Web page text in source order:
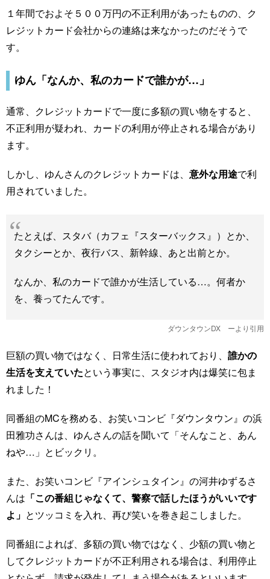
１年間でおよそ５００万円の不正利用があったものの、ク
レジットカード会社からの連絡は来なかったのだそうで
す。
ゆん「なんか、私のカードで誰かが…」
通常、クレジットカードで一度に多額の買い物をすると、
不正利用が疑われ、カードの利用が停止される場合があり
ます。
しかし、ゆんさんのクレジットカードは、 意外な用途で利
用されていました。
たとえば、スタバ（カフェ『スターバックス』）とか、
タクシーとか、夜行バス、新幹線、あと出前とか。
なんか、私のカードで誰かが生活している…。何者か
を、養ってたんです。
ダウンタウンDX ーより引用
巨額の買い物ではなく、日常生活に使われており、 誰かの
生活を支えていたという事実に、スタジオ内は爆笑に包ま
れました！
同番組のMCを務める、お笑いコンビ『ダウンタウン』の浜
田雅功さんは、ゆんさんの話を聞いて「そんなこと、あん
ねや…」とビックリ。
また、お笑いコンビ『アインシュタイン』の河井ゆずるさ
んは 「この番組じゃなくて、警察で話したほうがいいです
よ」 とツッコミを入れ、再び笑いを巻き起こしました。
同番組によれば、多額の買い物ではなく、少額の買い物と
してクレジットカードが不正利用される場合は、利用停止